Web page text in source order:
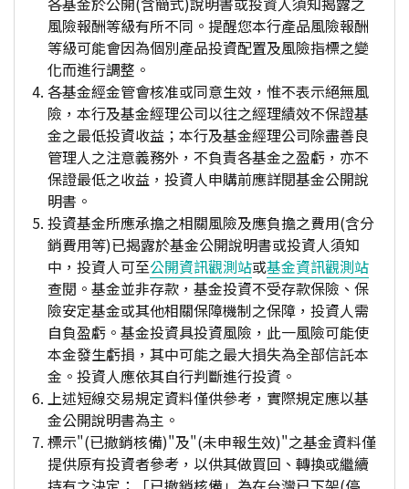
風險報酬等級有所不同。提醒您本行產品風險報酬
等級可能會因為個別產品投資配置及風險指標之變
化而進行調整。
各基金經金管會核准或同意生效，惟不表示絕無風
險，本行及基金經理公司以往之經理績效不保證基
金之最低投資收益；本行及基金經理公司除盡善良
管理人之注意義務外，不負責各基金之盈虧，亦不
保證最低之收益，投資人申購前應詳閱基金公開說
明書。
投資基金所應承擔之相關風險及應負擔之費用(含分
銷費用等)已揭露於基金公開說明書或投資人須知
中，投資人可至公開資訊觀測站或基金資訊觀測站
查閱。基金並非存款，基金投資不受存款保險、保
險安定基金或其他相關保障機制之保障，投資人需
自負盈虧。基金投資具投資風險，此一風險可能使
本金發生虧損，其中可能之最大損失為全部信託本
金。投資人應依其自行判斷進行投資。
上述短線交易規定資料僅供參考，實際規定應以基
金公開說明書為主。
標示"(已撤銷核備)"及"(未申報生效)"之基金資料僅
提供原有投資者參考，以供其做買回、轉換或繼續